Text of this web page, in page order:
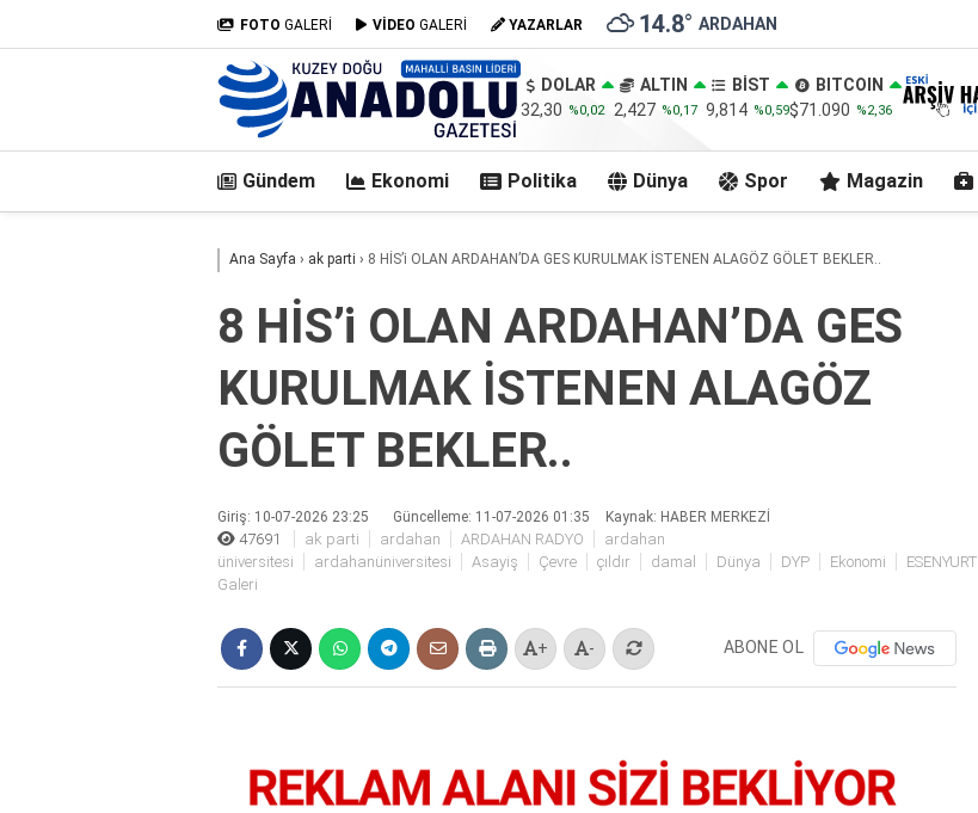
FOTO GALERİ VİDEO GALERİ YAZARLAR 14.8° ARDAHAN
DOLAR
32,30 %0,02
ALTIN
2,427 %0,17
BİST
9,814 %0,59
BITCOIN
$71.090 %2,36
Gündem Ekonomi Politika Dünya Spor Magazin
Ana Sayfa › ak parti › 8 HİS’i OLAN ARDAHAN’DA GES KURULMAK İSTENEN ALAGÖZ GÖLET BEKLER..
8 HİS’i OLAN ARDAHAN’DA GES
KURULMAK İSTENEN ALAGÖZ
GÖLET BEKLER..
Giriş: 10-07-2026 23:25 Güncelleme: 11-07-2026 01:35 Kaynak: HABER MERKEZİ
47691 ak parti ardahan ARDAHAN RADYO
ardahan
üniversitesi
ardahanüniversitesi Asayiş Çevre çıldır damal Dünya DYP Ekonomi ESENYURT
Galeri
+ - ABONE OL